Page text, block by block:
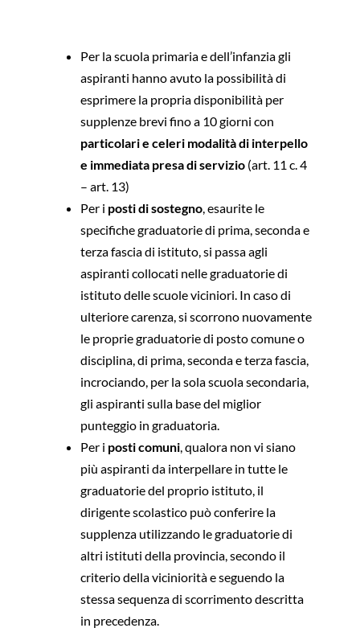
Per la scuola primaria e dell’infanzia gli
aspiranti hanno avuto la possibilità di
esprimere la propria disponibilità per
supplenze brevi fino a 10 giorni con
particolari e celeri modalità di interpello
e immediata presa di servizio(art. 11 c. 4
– art. 13)
Per i posti di sostegno, esaurite le
specifiche graduatorie di prima, seconda e
terza fascia di istituto, si passa agli
aspiranti collocati nelle graduatorie di
istituto delle scuole viciniori. In caso di
ulteriore carenza, si scorrono nuovamente
le proprie graduatorie di posto comune o
disciplina, di prima, seconda e terza fascia,
incrociando, per la sola scuola secondaria,
gli aspiranti sulla base del miglior
punteggio in graduatoria.
Per i posti comuni, qualora non vi siano
più aspiranti da interpellare in tutte le
graduatorie del proprio istituto, il
dirigente scolastico può conferire la
supplenza utilizzando le graduatorie di
altri istituti della provincia, secondo il
criterio della viciniorità e seguendo la
stessa sequenza di scorrimento descritta
in precedenza.